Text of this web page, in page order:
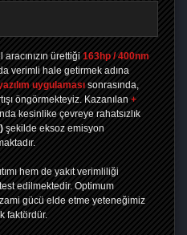
ürettiği 163hp / 400nm
verimli hale getirmek adına
uygulaması sonrasında,
öngörmekteyiz. Kazanılan +
kesinlike çevreye rahatsızlık
şekilde eksoz emisyon
hem de yakıt verimliliği
edilmektedir. Optimum
gücü elde etme yeteneğimiz
faktördür.